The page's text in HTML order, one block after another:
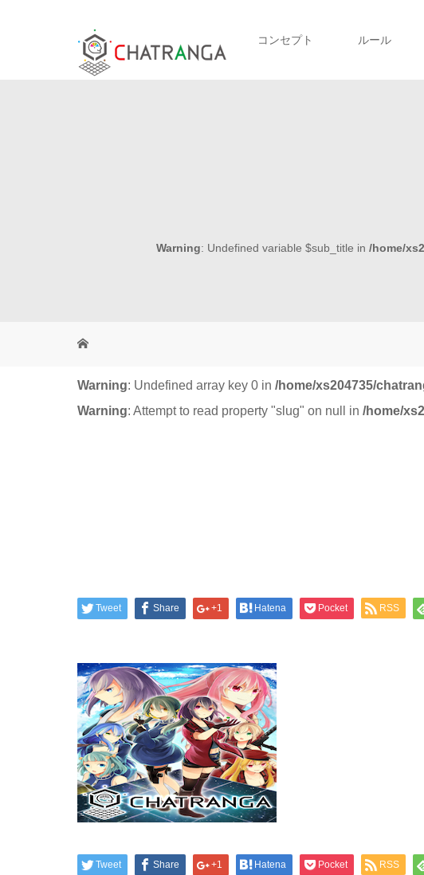
コンセプト ルール
Warning: Undefined variable $sub_title in /home/
Warning: Undefined array key 0 in /home/xs204735/
Warning: Attempt to read property "slug" on null in /home/
Tweet Share +1 Hatena Pocket RSS
Tweet Share +1 Hatena Pocket RSS